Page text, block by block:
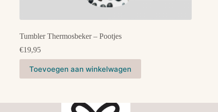
Tumbler Thermosbeker – Pootjes
€19,95
Toevoegen aan winkelwagen